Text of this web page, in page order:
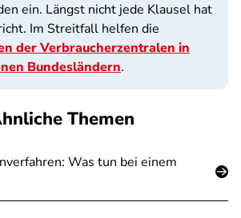
ein. Längst nicht jede Klausel hat
Im Streitfall helfen die
der Verbraucherzentralen in
Bundesländern.
Themen
Was tun bei einem